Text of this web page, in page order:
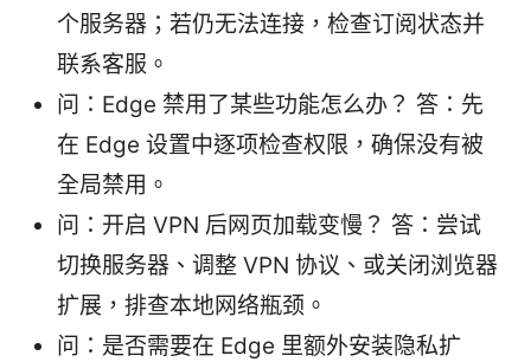
个服务器；若仍无法连接，检查订阅状态并
联系客服。
问：Edge 禁用了某些功能怎么办？ 答：先
在 Edge 设置中逐项检查权限，确保没有被
全局禁用。
问：开启 VPN 后网页加载变慢？ 答：尝试
切换服务器、调整 VPN 协议、或关闭浏览器
扩展，排查本地网络瓶颈。
问：是否需要在 Edge 里额外安装隐私扩